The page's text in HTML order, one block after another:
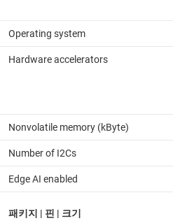
Operating system
Hardware accelerators
Nonvolatile memory (kByte)
Number of I2Cs
Edge AI enabled